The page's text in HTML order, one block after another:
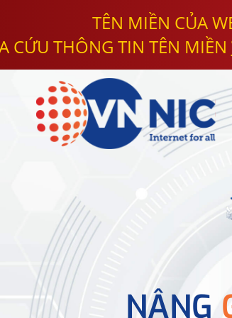
TÊN MIỀN CỦA
CỨU THÔNG TIN TÊN MIỀN
NÂNG